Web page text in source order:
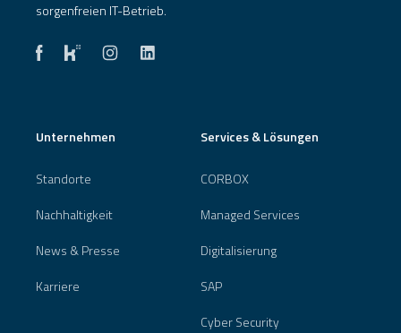
sorgenfreien IT-Betrieb.
Unternehmen
Standorte
Nachhaltigkeit
News & Presse
Karriere
Services & Lösungen
CORBOX
Managed Services
Digitalisierung
SAP
Cyber Security